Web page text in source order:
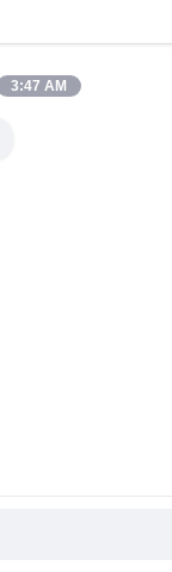
3:47 AM